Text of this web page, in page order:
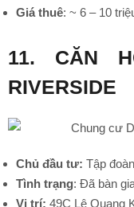
Giá thuê: ~ 6 – 10
11. CĂN
RIVERSIDE
Chủ đầu tư: Tập
Tình trạng: Đã bàn
Vị trí: 49C Lê Quang